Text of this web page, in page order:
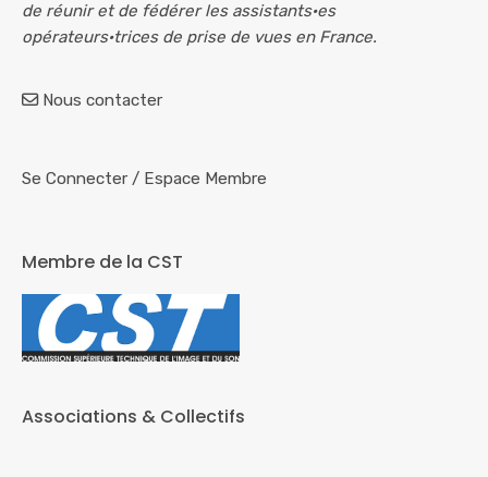
de réunir et de fédérer les assistants·es
opérateurs·trices de prise de vues en France.
Nous contacter
Se Connecter / Espace Membre
Membre de la CST
Associations & Collectifs